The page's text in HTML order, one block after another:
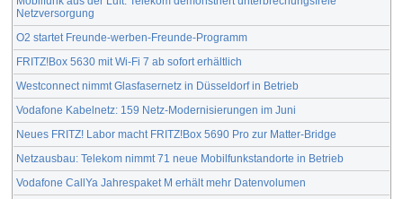
Netzversorgung
O2 startet Freunde-werben-Freunde-Programm
FRITZ!Box 5630 mit Wi-Fi 7 ab sofort erhältlich
Westconnect nimmt Glasfasernetz in Düsseldorf in Betrieb
Vodafone Kabelnetz: 159 Netz-Modernisierungen im Juni
Neues FRITZ! Labor macht FRITZ!Box 5690 Pro zur Matter-Bridge
Netzausbau: Telekom nimmt 71 neue Mobilfunkstandorte in Betrieb
Vodafone CallYa Jahrespaket M erhält mehr Datenvolumen